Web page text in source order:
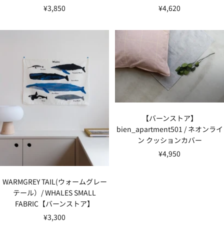
セ
ル
¥3,850
セ
ル
格
¥4,620
WARMGREY TAIL(ウォームグレー
テール）/ WHALES SMALL
FABRIC【バーンストア】
セ
¥3,300
【バーンストア】
bien_apartment501 / ネオンライ
ン クッションカバー
セ
¥4,950